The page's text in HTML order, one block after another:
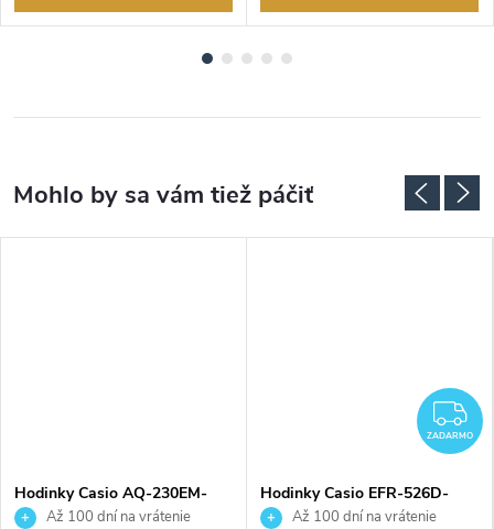
Hodinky Casio AQ-230EM-
7AEFAž 100 dní na vrátenie
ZADARMO
Hodinky Casio EFR-526D-
3AVUEFAž 100 dní na vrátenie